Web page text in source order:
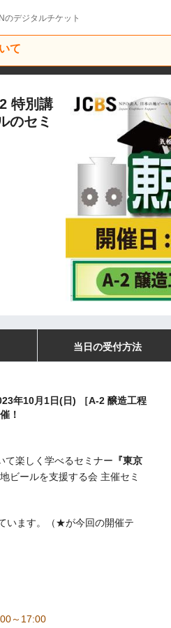
デジタルチケット
て
特別講
のセミ
当日の受付方法
年10月1日(日) ［A-2 醸造工程
！
て楽しく学べるセミナー 『東京
ビールを支援する会 主催セミ
います。（★が今回の開催テ
～17:00